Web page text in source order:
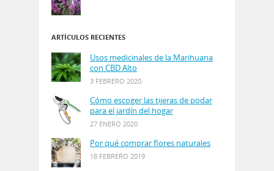
ARTÍCULOS RECIENTES
Usos medicinales de la Marihuana
con CBD Alto
3 FEBRERO 2020
Cómo escoger las tijeras de podar
para el jardín del hogar
27 ENERO 2020
Por qué comprar flores naturales
18 FEBRERO 2019